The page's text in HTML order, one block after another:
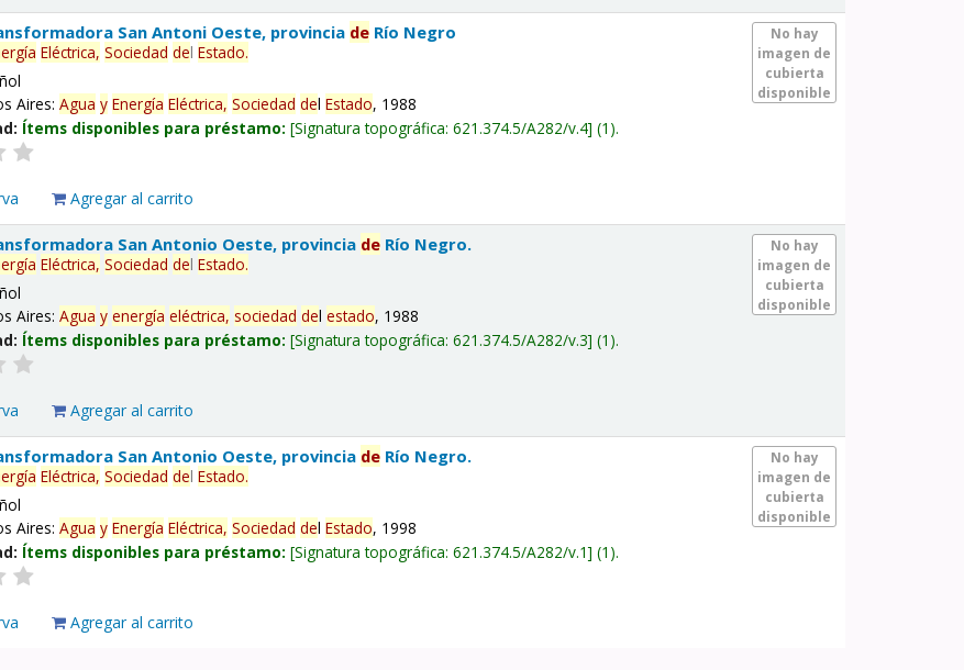
No hay
imagen de
cubierta
disponible
San Antoni Oeste, provincia de Río Negro
Eléctrica, Sociedad delEstado.
Aires:Agua y Energía Eléctrica, Sociedad delEstado, 1988
Ítems disponibles para préstamo: Signatura topográfica:621.374.5/A282/v.4 (1).
Agregar al carrito
No hay
imagen de
cubierta
disponible
San Antonio Oeste, provincia de Río Negro.
Eléctrica, Sociedad delEstado.
Aires:Agua y energía eléctrica, sociedad delestado, 1988
Ítems disponibles para préstamo: Signatura topográfica:621.374.5/A282/v.3 (1).
Agregar al carrito
No hay
imagen de
cubierta
disponible
San Antonio Oeste, provincia de Río Negro.
Eléctrica, Sociedad delEstado.
Aires:Agua y Energía Eléctrica, Sociedad delEstado, 1998
Ítems disponibles para préstamo: Signatura topográfica:621.374.5/A282/v.1 (1).
Agregar al carrito